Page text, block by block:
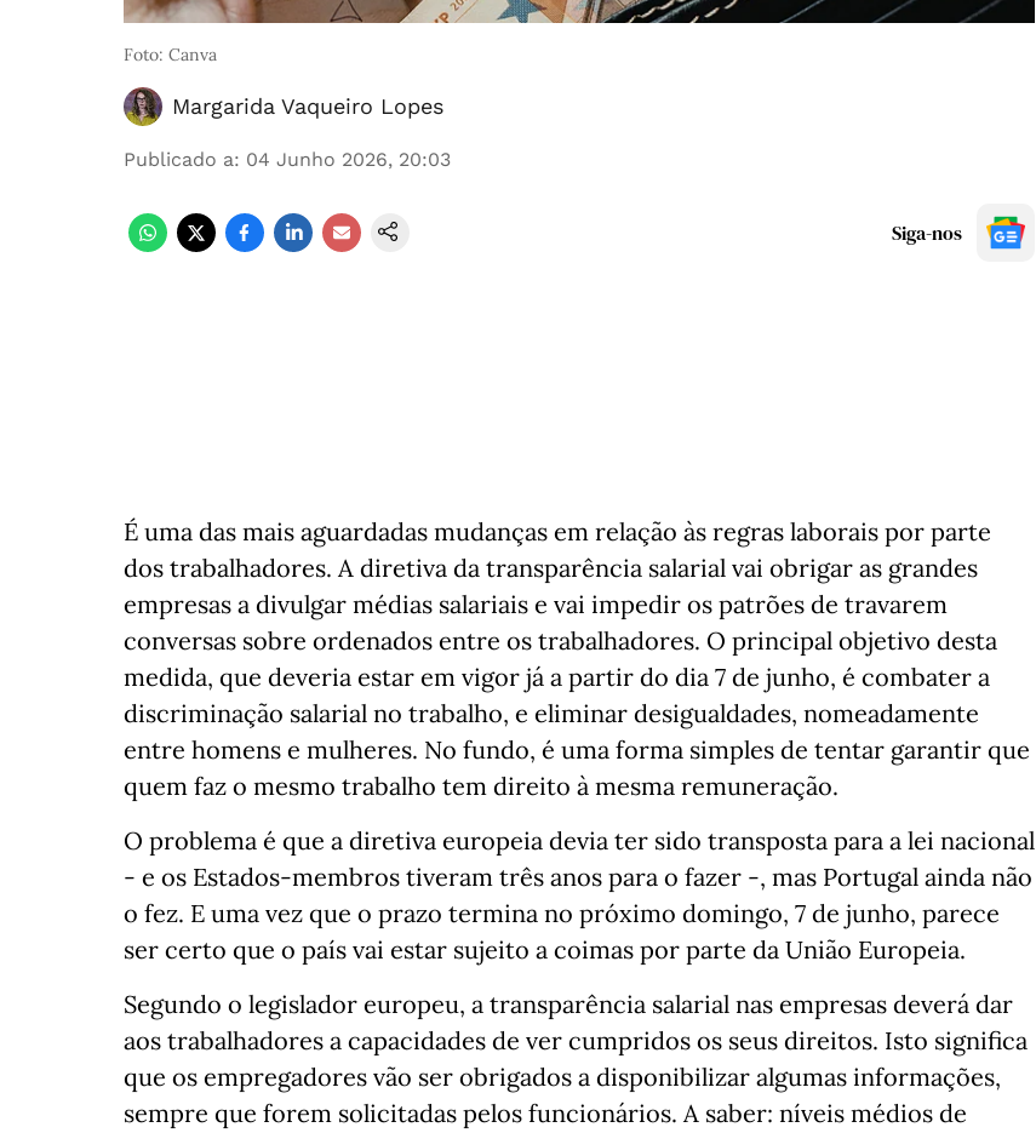
Foto: Canva
Margarida Vaqueiro Lopes
Publicado a: 04 Junho 2026, 20:03
Siga-nos
É uma das mais aguardadas mudanças em relação às regras laborais por parte
dos trabalhadores. A diretiva da transparência salarial vai obrigar as grandes
empresas a divulgar médias salariais e vai impedir os patrões de travarem
conversas sobre ordenados entre os trabalhadores. O principal objetivo desta
medida, que deveria estar em vigor já a partir do dia 7 de junho, é combater a
discriminação salarial no trabalho, e eliminar desigualdades, nomeadamente
entre homens e mulheres. No fundo, é uma forma simples de tentar garantir que
quem faz o mesmo trabalho tem direito à mesma remuneração.
O problema é que a diretiva europeia devia ter sido transposta para a lei nacional
- e os Estados-membros tiveram três anos para o fazer -, mas Portugal ainda não
o fez. E uma vez que o prazo termina no próximo domingo, 7 de junho, parece
ser certo que o país vai estar sujeito a coimas por parte da União Europeia.
Segundo o legislador europeu, a transparência salarial nas empresas deverá dar
aos trabalhadores a capacidades de ver cumpridos os seus direitos. Isto significa
que os empregadores vão ser obrigados a disponibilizar algumas informações,
sempre que forem solicitadas pelos funcionários. A saber: níveis médios de